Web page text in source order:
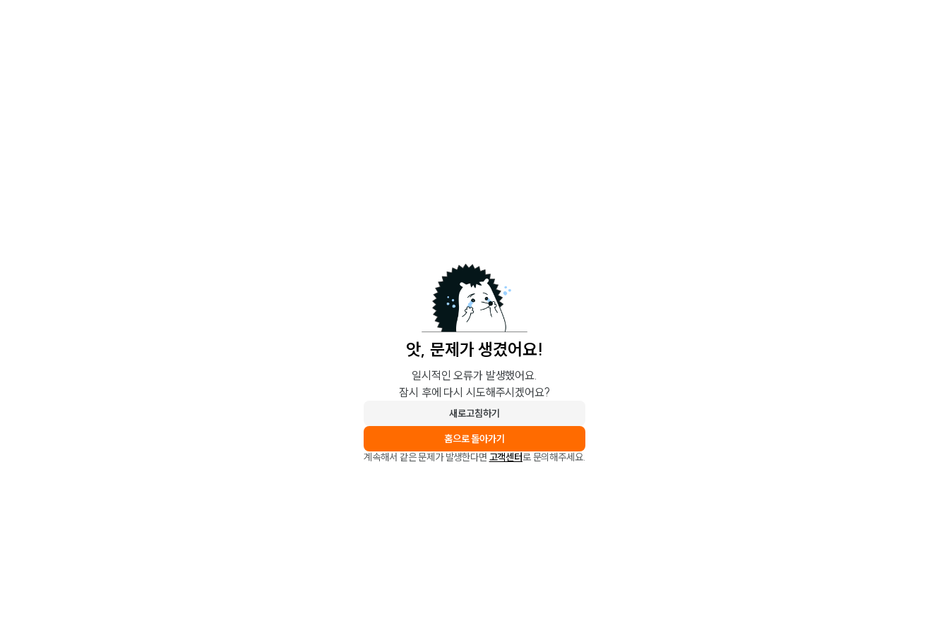
앗, 문제가 생겼어요!
일시적인 오류가 발생했어요.
잠시 후에 다시 시도해주시겠어요?
새로고침하기
홈으로 돌아가기
계속해서 같은 문제가 발생한다면 고객센터로 문의해주세요.